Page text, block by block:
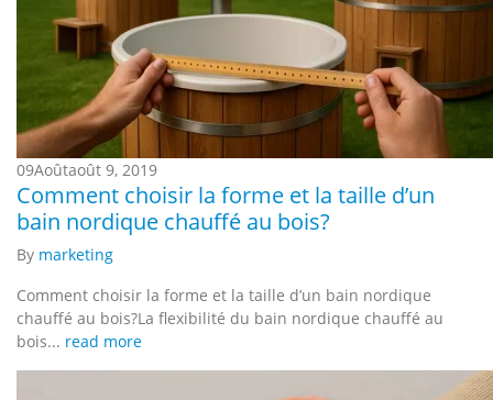
09Aoûtaoût 9, 2019
Comment choisir la forme et la taille d’un
bain nordique chauffé au bois?
By marketing
Comment choisir la forme et la taille d’un bain nordique
chauffé au bois?La flexibilité du bain nordique chauffé au
bois... read more